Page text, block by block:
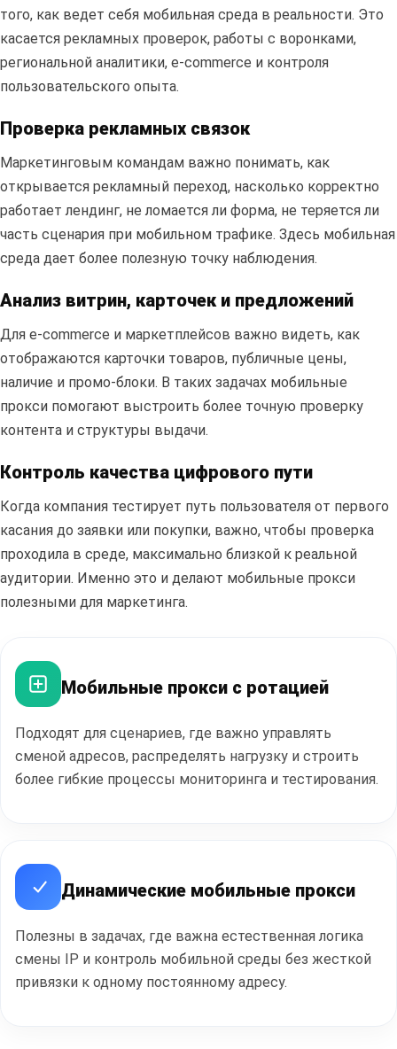
того, как ведет себя мобильная среда в реальности. Это
касается рекламных проверок, работы с воронками,
региональной аналитики, e-commerce и контроля
пользовательского опыта.
Проверка рекламных связок
Маркетинговым командам важно понимать, как
открывается рекламный переход, насколько корректно
работает лендинг, не ломается ли форма, не теряется ли
часть сценария при мобильном трафике. Здесь мобильная
среда дает более полезную точку наблюдения.
Анализ витрин, карточек и предложений
Для e-commerce и маркетплейсов важно видеть, как
отображаются карточки товаров, публичные цены,
наличие и промо-блоки. В таких задачах мобильные
прокси помогают выстроить более точную проверку
контента и структуры выдачи.
Контроль качества цифрового пути
Когда компания тестирует путь пользователя от первого
касания до заявки или покупки, важно, чтобы проверка
проходила в среде, максимально близкой к реальной
аудитории. Именно это и делают мобильные прокси
полезными для маркетинга.
Мобильные прокси с ротацией
Подходят для сценариев, где важно управлять
сменой адресов, распределять нагрузку и строить
более гибкие процессы мониторинга и тестирования.
Динамические мобильные прокси
Полезны в задачах, где важна естественная логика
смены IP и контроль мобильной среды без жесткой
привязки к одному постоянному адресу.
Полезные статьи